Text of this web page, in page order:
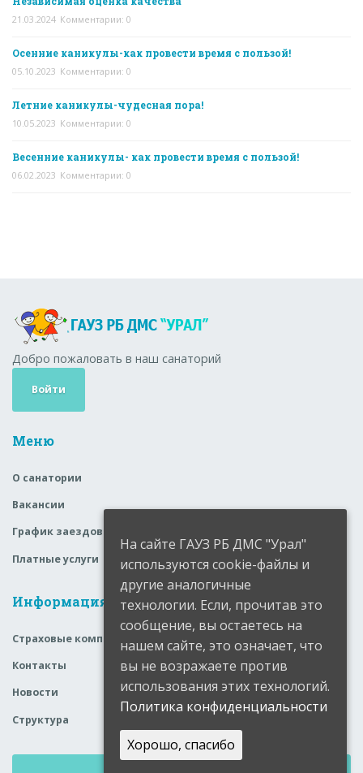
21.03.2024 Комментарии: 0
Осенние каникулы-как провести время с пользой!
05.10.2023 Комментарии: 0
Летние каникулы-чудесная пора!
10.05.2023 Комментарии: 0
Весенние каникулы- как провести время с пользой!
06.02.2023 Комментарии: 0
Добро пожаловать в наш санаторий
Войти
Меню
О санатории
Вакансии
График заездов
Платные услуги
Информация
Страховые компании
Контакты
Новости
Структура
На сайте ГАУЗ РБ ДМС "Урал"
используются cookie-файлы и
другие аналогичные
технологии. Если, прочитав это
сообщение, вы остаетесь на
нашем сайте, это означает, что
вы не возражаете против
использования этих технологий.
Политика конфиденциальности
Хорошо, спасибо